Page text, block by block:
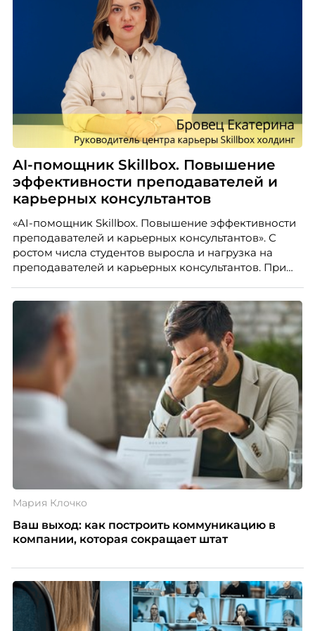
AI-помощник Skillbox. Повышение
эффективности преподавателей и
карьерных консультантов
«AI-помощник Skillbox. Повышение эффективности
преподавателей и карьерных консультантов». С
ростом числа студентов выросла и нагрузка на
преподавателей и карьерных консультантов. При
повысить эффективность сотрудников, ускорить
процессы, сохранить качество поддержки и
масштабироваться без роста команды. Так и
появился AI-помощник, встроенный в платформу
Skillbox.
Мария Клочко
Ваш выход: как построить коммуникацию в
компании, которая сокращает штат